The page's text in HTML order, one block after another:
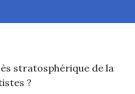
stratosphérique de la
?